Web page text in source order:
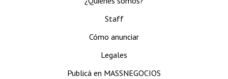
Staff
Cómo anunciar
Legales
Publicá en MASSNEGOCIOS